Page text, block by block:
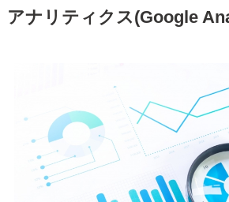
アナリティクス(Google